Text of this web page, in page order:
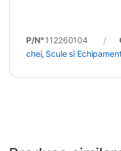
P/N°112260104
chei, Scule si